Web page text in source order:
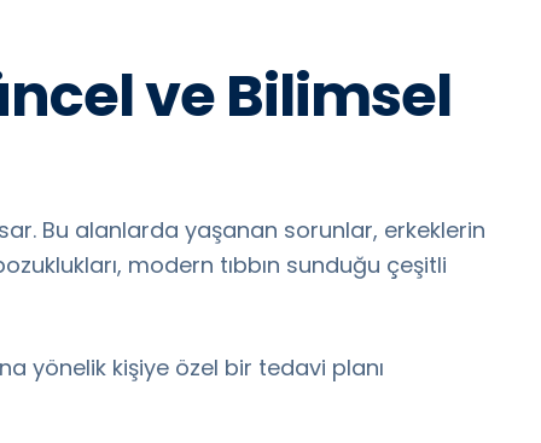
ve Bilimsel
Bu alanlarda yaşanan sorunlar, erkeklerin
modern tıbbın sunduğu çeşitli
yönelik kişiye özel bir tedavi planı